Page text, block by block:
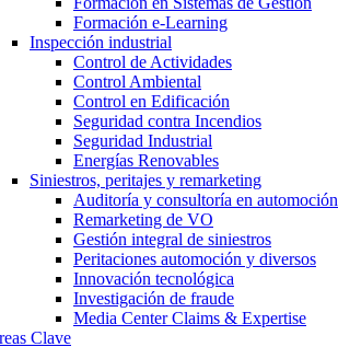
Formación e-Learning
Inspección industrial
Control de Actividades
Control Ambiental
Control en Edificación
Seguridad contra Incendios
Seguridad Industrial
Energías Renovables
Siniestros, peritajes y remarketing
Auditoría y consultoría en automoción
Remarketing de VO
Gestión integral de siniestros
Peritaciones automoción y diversos
Innovación tecnológica
Investigación de fraude
Media Center Claims & Expertise
Clave